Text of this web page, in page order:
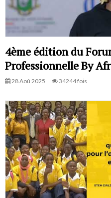
4ème édition du
Professionnelle By
28 Aoû 2025 34244 fois